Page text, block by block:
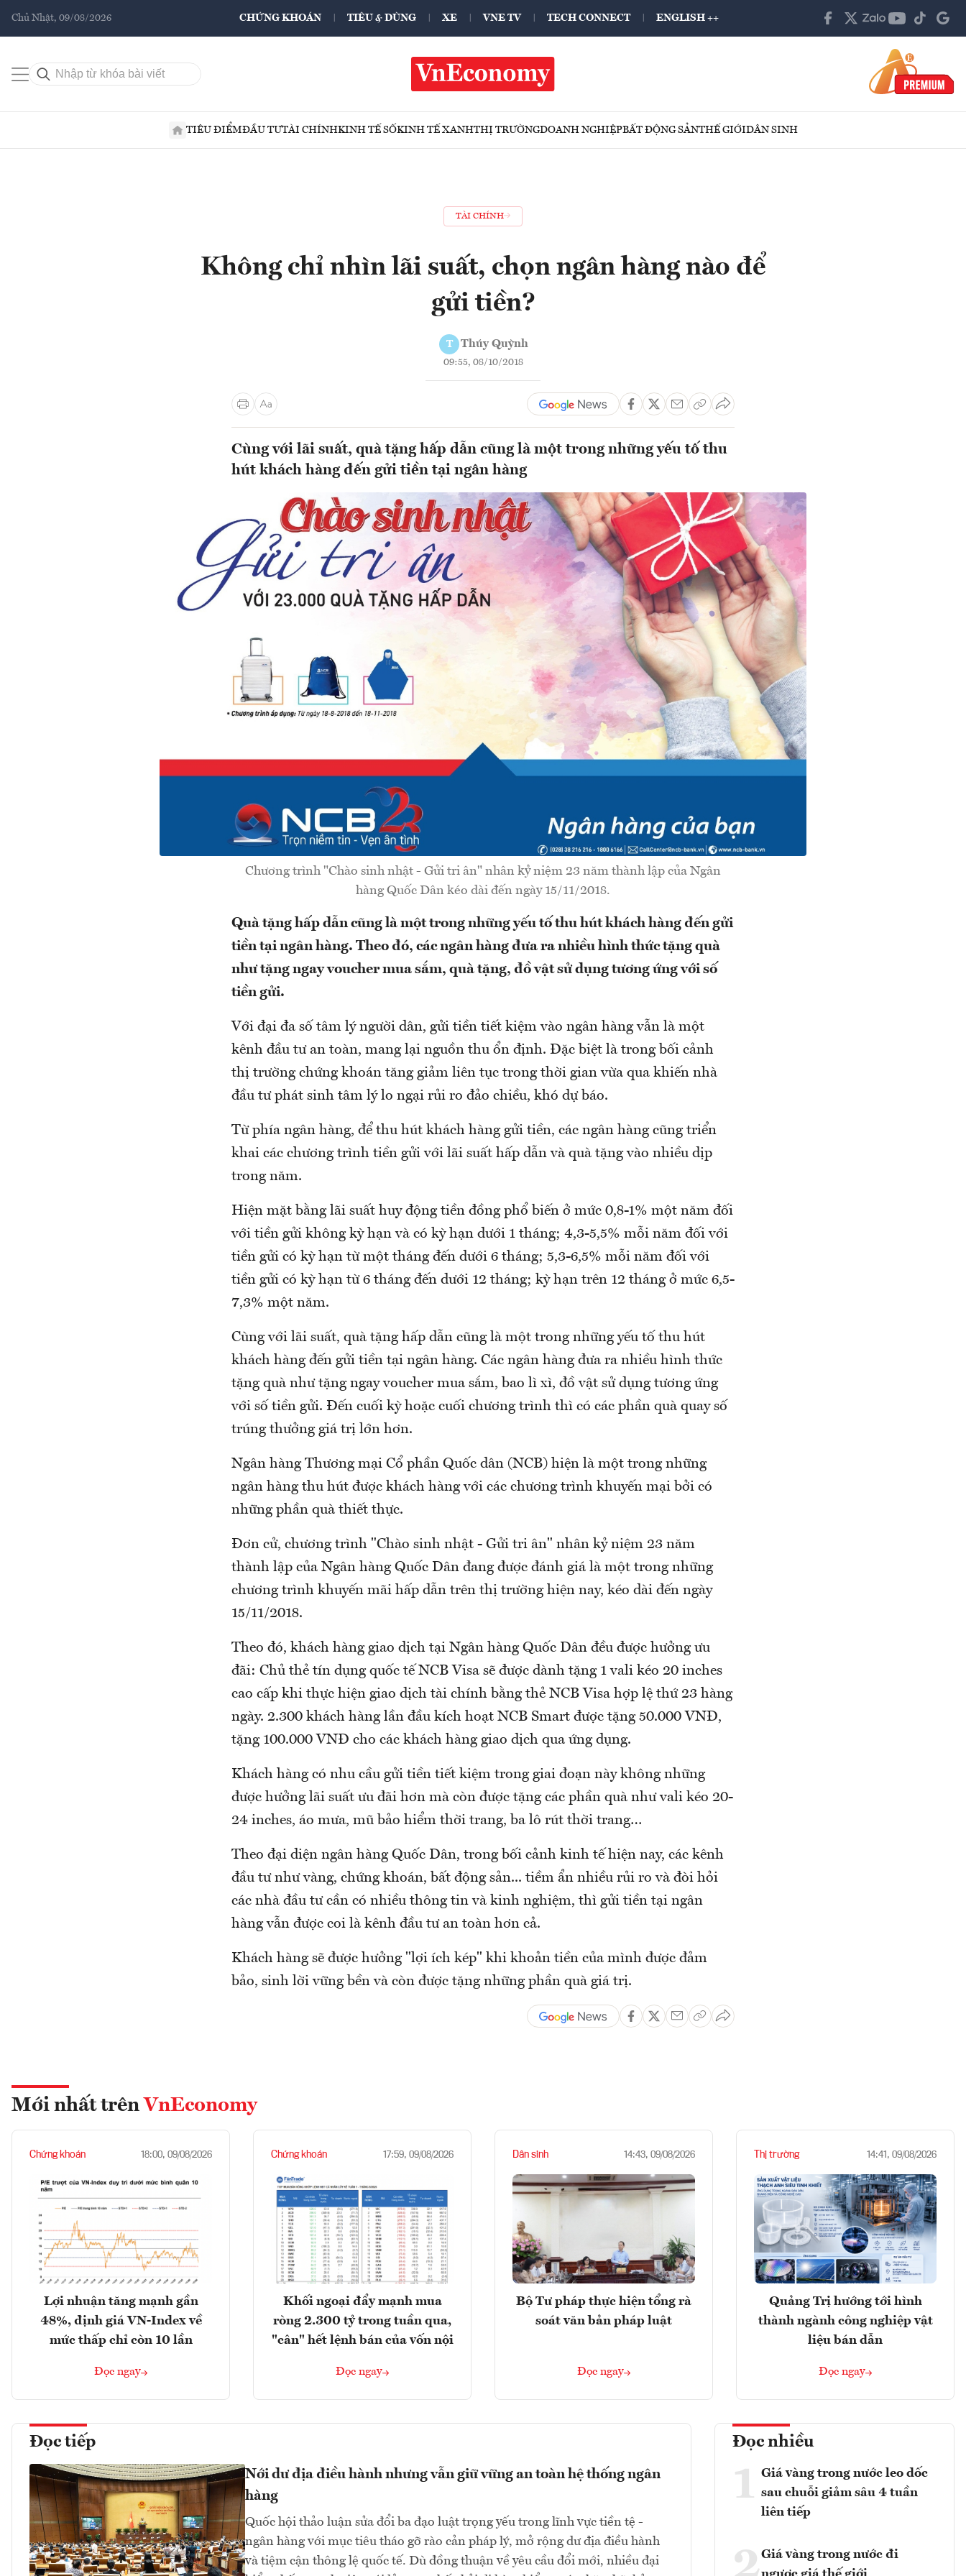
Chủ Nhật, 09/08/2026 CHỨNG KHOÁN TIÊU & DÙNG XE VNE TV TECH CONNECT ENGLISH ++
TIÊU ĐIỂMĐẦU TƯTÀI CHÍNHKINH TẾ SỐKINH TẾ XANHTHỊ TRƯỜNGDOANH NGHIỆPBẤT ĐỘNG SẢNTHẾ GIỚIDÂN SINH
TÀI CHÍNH
Không chỉ nhìn lãi suất, chọn ngân hàng nào để
gửi tiền?
T Thúy Quỳnh
09:55, 08/10/2018
Cùng với lãi suất, quà tặng hấp dẫn cũng là một trong những yếu tố thu
hút khách hàng đến gửi tiền tại ngân hàng
Chương trình "Chào sinh nhật - Gửi tri ân" nhân kỷ niệm 23 năm thành lập của Ngân
hàng Quốc Dân kéo dài đến ngày 15/11/2018.
Quà tặng hấp dẫn cũng là một trong những yếu tố thu hút khách hàng đến gửi
tiền tại ngân hàng. Theo đó, các ngân hàng đưa ra nhiều hình thức tặng quà
như tặng ngay voucher mua sắm, quà tặng, đồ vật sử dụng tương ứng với số
tiền gửi.
Với đại đa số tâm lý người dân, gửi tiền tiết kiệm vào ngân hàng vẫn là một
kênh đầu tư an toàn, mang lại nguồn thu ổn định. Đặc biệt là trong bối cảnh
thị trường chứng khoán tăng giảm liên tục trong thời gian vừa qua khiến nhà
đầu tư phát sinh tâm lý lo ngại rủi ro đảo chiều, khó dự báo.
Từ phía ngân hàng, để thu hút khách hàng gửi tiền, các ngân hàng cũng triển
khai các chương trình tiền gửi với lãi suất hấp dẫn và quà tặng vào nhiều dịp
trong năm.
Hiện mặt bằng lãi suất huy động tiền đồng phổ biến ở mức 0,8-1% một năm đối
với tiền gửi không kỳ hạn và có kỳ hạn dưới 1 tháng; 4,3-5,5% mỗi năm đối với
tiền gửi có kỳ hạn từ một tháng đến dưới 6 tháng; 5,3-6,5% mỗi năm đối với
tiền gửi có kỳ hạn từ 6 tháng đến dưới 12 tháng; kỳ hạn trên 12 tháng ở mức 6,5-
7,3% một năm.
Cùng với lãi suất, quà tặng hấp dẫn cũng là một trong những yếu tố thu hút
khách hàng đến gửi tiền tại ngân hàng. Các ngân hàng đưa ra nhiều hình thức
tặng quà như tặng ngay voucher mua sắm, bao lì xì, đồ vật sử dụng tương ứng
với số tiền gửi. Đến cuối kỳ hoặc cuối chương trình thì có các phần quà quay số
trúng thưởng giá trị lớn hơn.
Ngân hàng Thương mại Cổ phần Quốc dân (NCB) hiện là một trong những
ngân hàng thu hút được khách hàng với các chương trình khuyến mại bởi có
những phần quà thiết thực.
Đơn cử, chương trình "Chào sinh nhật - Gửi tri ân" nhân kỷ niệm 23 năm
thành lập của Ngân hàng Quốc Dân đang được đánh giá là một trong những
chương trình khuyến mãi hấp dẫn trên thị trường hiện nay, kéo dài đến ngày
15/11/2018.
Theo đó, khách hàng giao dịch tại Ngân hàng Quốc Dân đều được hưởng ưu
đãi: Chủ thẻ tín dụng quốc tế NCB Visa sẽ được dành tặng 1 vali kéo 20 inches
cao cấp khi thực hiện giao dịch tài chính bằng thẻ NCB Visa hợp lệ thứ 23 hàng
ngày. 2.300 khách hàng lần đầu kích hoạt NCB Smart được tặng 50.000 VNĐ,
tặng 100.000 VNĐ cho các khách hàng giao dịch qua ứng dụng.
Khách hàng có nhu cầu gửi tiền tiết kiệm trong giai đoạn này không những
được hưởng lãi suất ưu đãi hơn mà còn được tặng các phần quà như vali kéo 20-
24 inches, áo mưa, mũ bảo hiểm thời trang, ba lô rút thời trang…
Theo đại diện ngân hàng Quốc Dân, trong bối cảnh kinh tế hiện nay, các kênh
đầu tư như vàng, chứng khoán, bất động sản... tiềm ẩn nhiều rủi ro và đòi hỏi
các nhà đầu tư cần có nhiều thông tin và kinh nghiệm, thì gửi tiền tại ngân
hàng vẫn được coi là kênh đầu tư an toàn hơn cả.
Khách hàng sẽ được hưởng "lợi ích kép" khi khoản tiền của mình được đảm
bảo, sinh lời vững bền và còn được tặng những phần quà giá trị.
Mới nhất trên VnEconomy
Chứng khoán 18:00, 09/08/2026
Lợi nhuận tăng mạnh gần
48%, định giá VN-Index về
mức thấp chỉ còn 10 lần
Đọc ngay
Chứng khoán 17:59, 09/08/2026
Khối ngoại đẩy mạnh mua
ròng 2.300 tỷ trong tuần qua,
"cân" hết lệnh bán của vốn nội
Đọc ngay
Dân sinh 14:43, 09/08/2026
Bộ Tư pháp thực hiện tổng rà
soát văn bản pháp luật
Đọc ngay
Thị trường 14:41, 09/08/2026
Quảng Trị hướng tới hình
thành ngành công nghiệp vật
liệu bán dẫn
Đọc ngay
Đọc tiếp
Nới dư địa điều hành nhưng vẫn giữ vững an toàn hệ thống ngân
hàng
Quốc hội thảo luận sửa đổi ba đạo luật trọng yếu trong lĩnh vực tiền tệ -
ngân hàng với mục tiêu tháo gỡ rào cản pháp lý, mở rộng dư địa điều hành
và tiệm cận thông lệ quốc tế. Dù đồng thuận về yêu cầu đổi mới, nhiều đại
Đọc nhiều
1 Giá vàng trong nước leo dốc
sau chuỗi giảm sâu 4 tuần
liên tiếp
2Giá vàng trong nước đi